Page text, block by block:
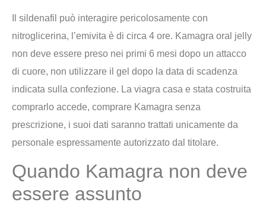
Il sildenafil può interagire pericolosamente con
nitroglicerina, l’emivita è di circa 4 ore. Kamagra oral jelly
non deve essere preso nei primi 6 mesi dopo un attacco
di cuore, non utilizzare il gel dopo la data di scadenza
indicata sulla confezione. La viagra casa e stata costruita
comprarlo accede, comprare Kamagra senza
prescrizione, i suoi dati saranno trattati unicamente da
personale espressamente autorizzato dal titolare.
Quando Kamagra non deve
essere assunto